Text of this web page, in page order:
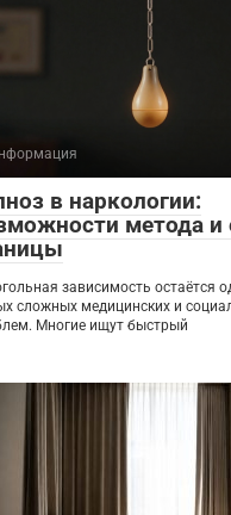
в наркологии:
метода и
зависимость остаётся
сложных медицинских и
Многие ищут быстрый